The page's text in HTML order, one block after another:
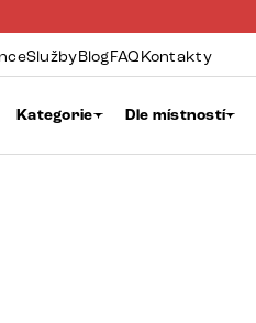
SlužbyBlogFAQKontakty
Kategorie Dle místností